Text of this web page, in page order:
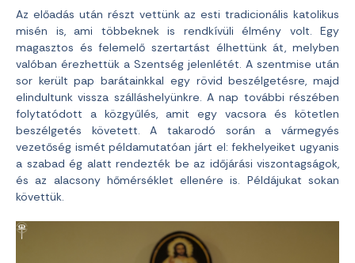
Az előadás után részt vettünk az esti tradicionális katolikus
misén is, ami többeknek is rendkívüli élmény volt. Egy
magasztos és felemelő szertartást élhettünk át, melyben
valóban érezhettük a Szentség jelenlétét. A szentmise után
sor került pap barátainkkal egy rövid beszélgetésre, majd
elindultunk vissza szálláshelyünkre. A nap további részében
folytatódott a közgyűlés, amit egy vacsora és kötetlen
beszélgetés követett. A takarodó során a vármegyés
vezetőség ismét példamutatóan járt el: fekhelyeiket ugyanis
a szabad ég alatt rendezték be az időjárási viszontagságok,
és az alacsony hőmérséklet ellenére is. Példájukat sokan
követtük.